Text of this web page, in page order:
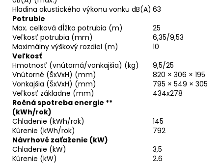
Hladina akustického výkonu vonku dB(A) 63
Potrubie
Max. celková dĺžka potrubia (m)
25
Veľkosť potrubia (mm)
6,35/9,53
Maximálny výškový rozdiel (m)
10
Veľkosť
Hmotnosť (vnútorná/vonkajšia) (kg)
9,5/25
Vnútorné (ŠxVxH) (mm)
820 × 306 × 195
Vonkajšia (ŠxVxH) (mm)
795 × 549 × 305
Veľkosť základne (mm)
434x278
Ročná spotreba energie **
(kWh/rok)
Chladenie (kWh/rok)
145
Kúrenie (kWh/rok)
792
Návrhové zaťaženie (kW)
Chladenie (kW)
3,5
Kúrenie (kW)
2.6